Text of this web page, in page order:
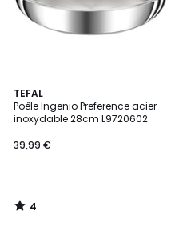
TEFAL
Poêle Ingenio Preference acier
inoxydable 28cm L9720602
39,99 €
4
/
5
4
/